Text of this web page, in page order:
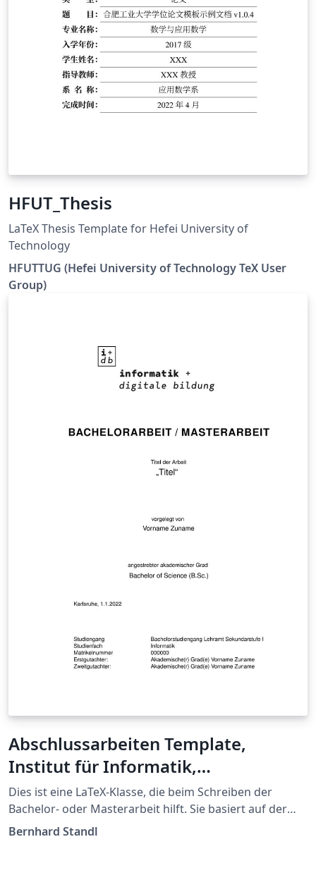
HFUT_Thesis
LaTeX Thesis Template for Hefei University of
Technology
HFUTTUG (Hefei University of Technology TeX User
Group)
Abschlussarbeiten Template,
Institut für Informatik,
Pädagogische Hochschule Karlsruhe
Dies ist eine LaTeX-Klasse, die beim Schreiben der
Bachelor- oder Masterarbeit hilft. Sie basiert auf der
Vorlage der Universität Wien, Fakultät für Informatik
Bernhard Standl